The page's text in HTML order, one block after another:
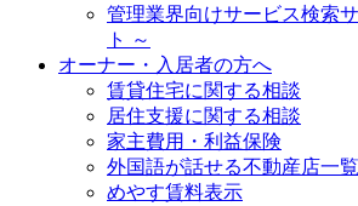
管理業界向けサービス検索
ト ～
オーナー・入居者の方へ
賃貸住宅に関する相談
居住支援に関する相談
家主費用・利益保険
外国語が話せる不動産店一覧
めやす賃料表示